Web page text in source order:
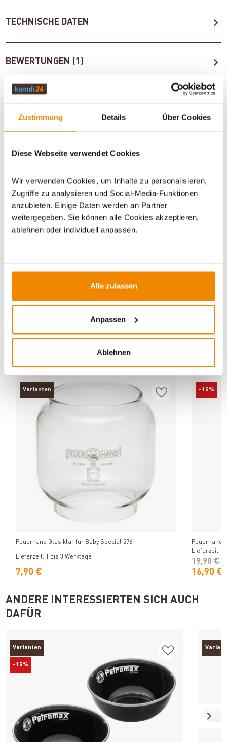
Zustimmung Details Über Cookies
Diese Webseite verwendet Cookies
Wir verwenden Cookies, um Inhalte zu personalisieren,
Zugriffe zu analysieren und Social-Media-Funktionen
anzubieten. Einige Daten werden an Partner
weitergegeben. Sie können alle Cookies akzeptieren,
ablehnen oder individuell anpassen.
Alle zulassen
Anpassen
Ablehnen
TECHNISCHE DATEN
BEWERTUNGEN (1)
Artikeldatenblatt drucken Frage zum Artikel
Dieses Produkt finden Sie unter: Grillzubehör Geschenke
Geschenke
Geschenke für jeden Anlass
Ostergeschenke|Geschenke zum Muttertag
Varianten
Feuerhand Glas klar für Baby Special 276
Lieferzeit: 1 bis 3 Werktage
7,90 €
-15%
Feuerhand
Lieferzeit: 1
16,90 €
19,90 €
ANDERE INTERESSIERTEN SICH AUCH
DAFÜR
Varianten
-15%